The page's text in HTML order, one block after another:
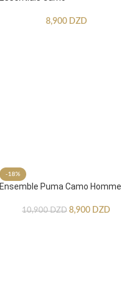
8,900 DZD
-18%
Ensemble Puma Camo Homme
10,900DZD 8,900 DZD